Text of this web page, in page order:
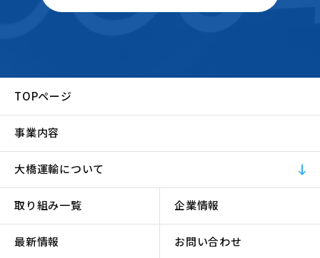
TOPページ
事業内容
大橋運輸について
取り組み一覧 企業情報
最新情報 お問い合わせ